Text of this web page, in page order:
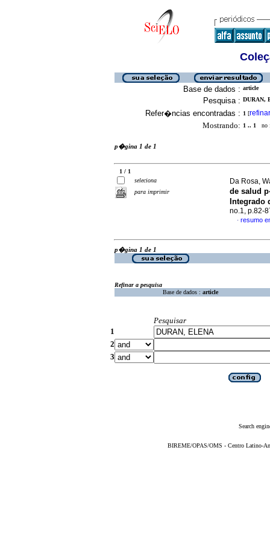
Base de dados : article
Pesquisa : DURAN,
Refer�ncias encontradas : 1 [refinar
Mostrando: 1 .. 1 no
p�gina 1 de 1
1 / 1
seleciona
para imprimir
Da Rosa,
de salud
Integrado
no.1, p.82-
· resumo
p�gina 1 de 1
Refinar a pesquisa
Base de dados : article
Pesquisar
1
2
3
Search
BIREME/OPAS/OMS - Centro Latino-